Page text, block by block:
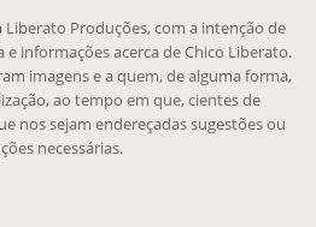
Liberato Produções, com a intenção de
informações acerca de Chico Liberato.
imagens e a quem, de alguma forma,
ao tempo em que, cientes de
nos sejam endereçadas sugestões ou
necessárias.